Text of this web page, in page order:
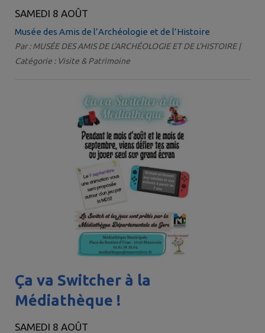
SAMEDI 8 AOÛT
Musée des Amis de l’Archéologie et de l’Histoire
Par : MUSÉE DES AMIS DE L'ARCHÉOLOGIE ET DE L'HISTOIRE |
Catégorie : Visite & Patrimoine
Ça va Switcher à la
Médiathèque !
SAMEDI 8 AOÛT